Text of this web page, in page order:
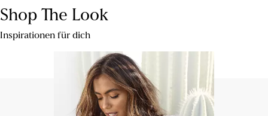
Shop The Look
Inspirationen für dich